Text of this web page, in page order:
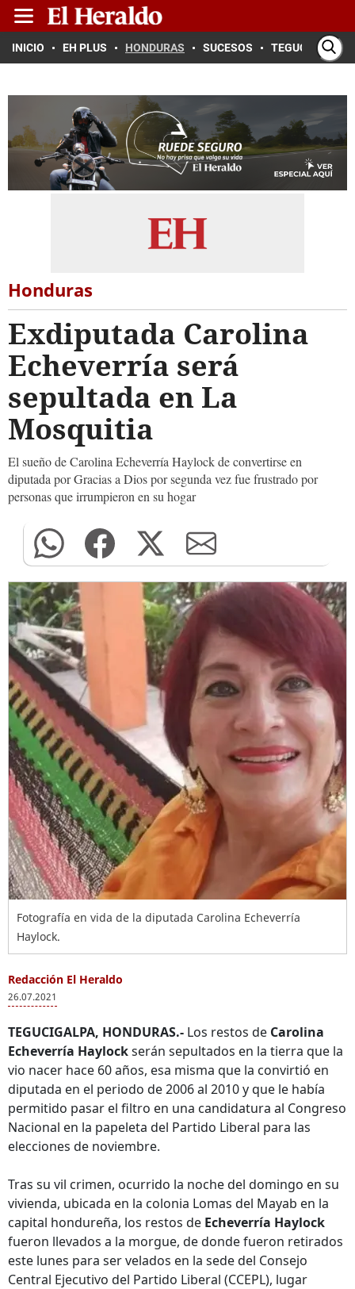
INICIO EH PLUS HONDURAS SUCESOS TEGUCIGALPA
Honduras
Exdiputada Carolina
Echeverría será
sepultada en La
Mosquitia
El sueño de Carolina Echeverría Haylock de convertirse en
diputada por Gracias a Dios por segunda vez fue frustrado por
personas que irrumpieron en su hogar
Fotografía en vida de la diputada Carolina Echeverría
Haylock.
Redacción El Heraldo
26.07.2021
TEGUCIGALPA, HONDURAS.- Los restos de Carolina
Echeverría Haylockserán sepultados en la tierra que la
vio nacer hace 60 años, esa misma que la convirtió en
diputada en el periodo de 2006 al 2010 y que le había
permitido pasar el filtro en una candidatura al Congreso
Nacional en la papeleta del Partido Liberal para las
elecciones de noviembre.
Tras su vil crimen, ocurrido la noche del domingo en su
vivienda, ubicada en la colonia Lomas del Mayab en la
capital hondureña, los restos de Echeverría Haylock
fueron llevados a la morgue, de donde fueron retirados
este lunes para ser velados en la sede del Consejo
Central Ejecutivo del Partido Liberal (CCEPL), lugar